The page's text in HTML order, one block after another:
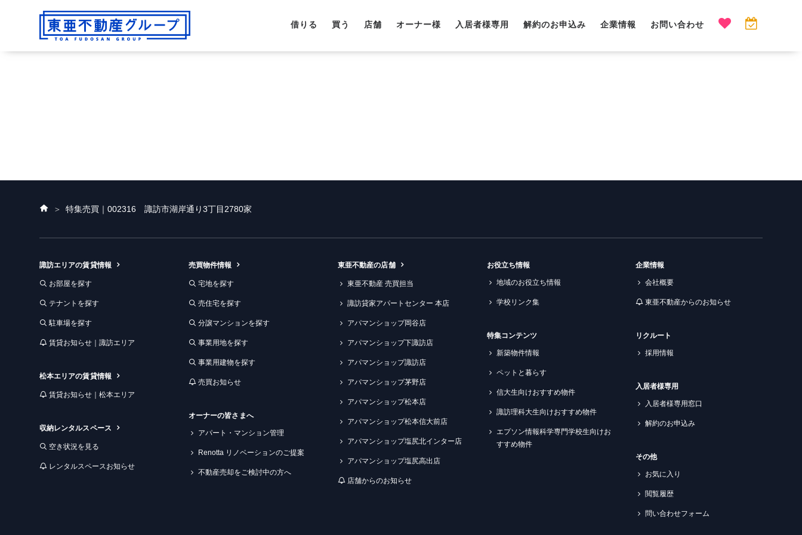
借りる 買う 店舗 オーナー様 入居者様専用 解約のお申込み 企業情報 お問い合わせ
ホ
ム
特集売買｜002316 諏訪市湖岸通り3丁目2780家
諏訪エリアの賃貸情報
お部屋を探す
テナントを探す
駐車場を探す
賃貸お知らせ｜諏訪エリア
松本エリアの賃貸情報
賃貸お知らせ｜松本エリア
収納レンタルスペース
空き状況を見る
レンタルスペースお知らせ
売買物件情報
宅地を探す
売住宅を探す
分譲マンションを探す
事業用地を探す
事業用建物を探す
売買お知らせ
オーナーの皆さまへ
アパート・マンション管理
Renotta リノベーションのご提案
不動産売却をご検討中の方へ
東亜不動産の店舗
東亜不動産 売買担当
諏訪貸家アパートセンター 本店
アパマンショップ岡谷店
アパマンショップ下諏訪店
アパマンショップ諏訪店
アパマンショップ茅野店
アパマンショップ松本店
アパマンショップ松本信大前店
アパマンショップ塩尻北インター店
アパマンショップ塩尻高出店
店舗からのお知らせ
お役立ち情報
地域のお役立ち情報
学校リンク集
特集コンテンツ
新築物件情報
ペットと暮らす
信大生向けおすすめ物件
諏訪理科大生向けおすすめ物件
エプソン情報科学専門学校生向けお
すすめ物件
企業情報
会社概要
東亜不動産からのお知らせ
リクルート
採用情報
入居者様専用
入居者様専用窓口
解約のお申込み
その他
お気に入り
閲覧履歴
問い合わせフォーム